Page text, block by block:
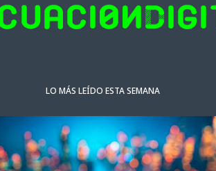
LO MÁS LEÍDO ESTA SEMANA